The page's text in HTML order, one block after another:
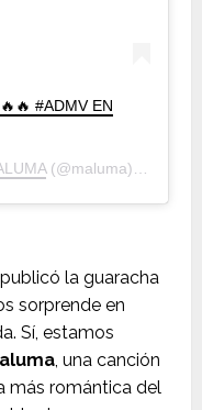
#ADMV EN
(@maluma) el
la guaracha
sorprende en
Sí, estamos
, una canción
más romántica del